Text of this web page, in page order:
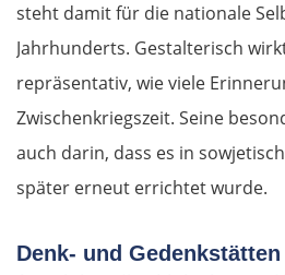
steht damit für die nationale
Jahrhunderts. Gestalterisch
repräsentativ, wie viele
Zwischenkriegszeit. Seine
auch darin, dass es in
später erneut errichtet wurde.
Denk- und